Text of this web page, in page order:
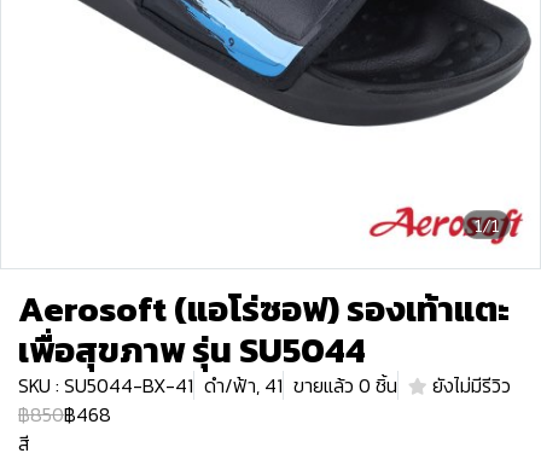
1/1
Aerosoft (แอโร่ซอฟ) รองเท้าแตะ
เพื่อสุขภาพ รุ่น SU5044
SKU : SU5044-BX-41 ดำ/ฟ้า, 41 ขายแล้ว 0 ชิ้น
ยังไม่มีรีวิว
฿850฿468
สี